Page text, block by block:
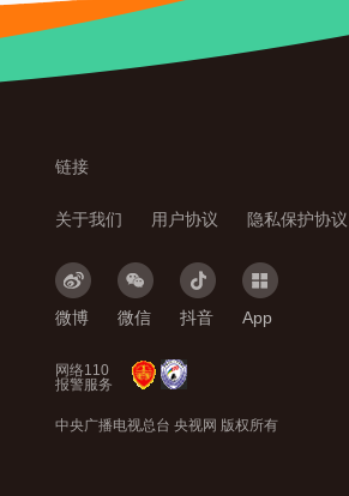
链接
关于我们 用户协议 隐私保护协议
微博 微信 抖音 App
网络110
报警服务
中央广播电视总台 央视网 版权所有